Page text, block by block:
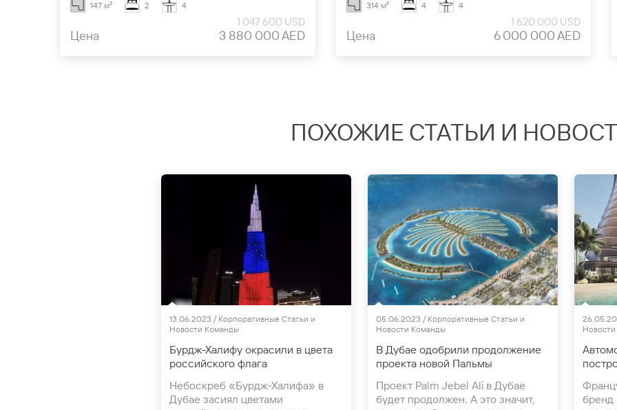
147 м² 2 4
Цена
1 047 600 USD
3 880 000 AED
314 м² 4 4
Цена
1 620 000 USD
6 000 000 AED
ПОХОЖИЕ СТАТЬИ И
13.06.2023 / Корпоративные Статьи и
Новости Команды
Бурдж-Халифу окрасили в цвета
российского флага
Небоскреб «Бурдж-Халифа» в
Дубае засиял цветами
05.06.2023 / Корпоративные Статьи и
Новости Команды
В Дубае одобрили продолжение
проекта новой Пальмы
Проект Palm Jebel Ali в Дубае
будет продолжен. А это значит,
бренд